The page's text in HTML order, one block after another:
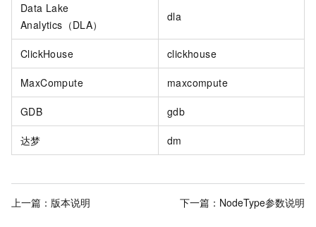
Data Lake
Analytics（DLA）
dla
ClickHouse clickhouse
MaxCompute maxcompute
GDB gdb
达梦 dm
上一篇： 版本说明 下一篇： NodeType参数说明